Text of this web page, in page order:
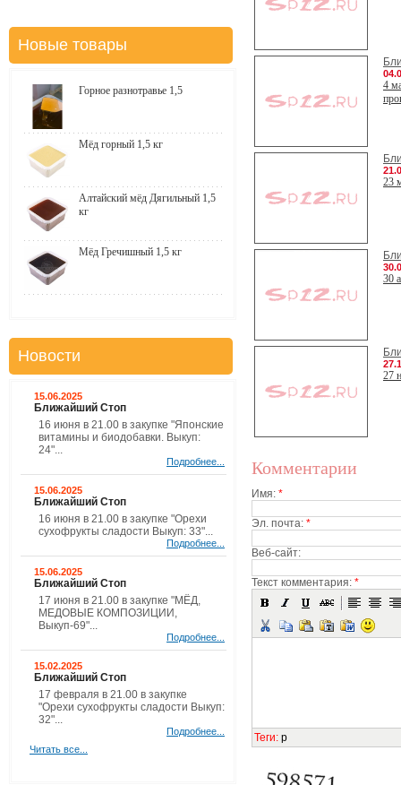
4
23
30
27
Комментарии
Имя: *
Эл. почта: *
Веб-сайт:
Текст комментария: *
Теги: p
Новые товары
Горное разнотравье 1,5
Мёд горный 1,5 кг
Алтайский мёд Дягильный 1,5
кг
Мёд Гречишный 1,5 кг
Новости
15.06.2025
Ближайший Стоп
16 июня в 21.00 в закупке "Японские
витамины и биодобавки. Выкуп:
24"...
Подробнее...
15.06.2025
Ближайший Стоп
16 июня в 21.00 в закупке "Орехи
сухофрукты сладости Выкуп: 33"...
Подробнее...
15.06.2025
Ближайший Стоп
17 июня в 21.00 в закупке "МЁД,
МЕДОВЫЕ КОМПОЗИЦИИ,
Выкуп-69"...
Подробнее...
15.02.2025
Ближайший Стоп
17 февраля в 21.00 в закупке
"Орехи сухофрукты сладости Выкуп:
32"...
Подробнее...
Читать все...